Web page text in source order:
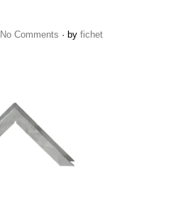
No Comments · by fichet